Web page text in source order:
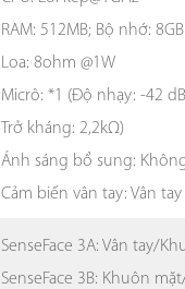
RAM: 512MB; Bộ nhớ: 8GB
Loa: 8ohm @1W
Micrô: *1 (Độ nhạy: -42
Trở kháng: 2,2kΩ)
Ánh sáng bổ sung:
Cảm biến vân tay: Vân
SenseFace 3A: Vân tay/
SenseFace 3B: Khuôn